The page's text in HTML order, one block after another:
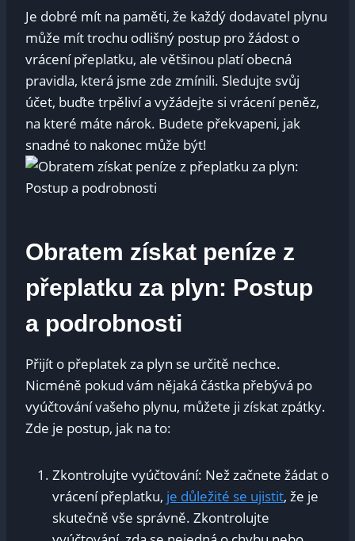
Je ⁣dobré ‍mít⁤ na paměti, že každý dodavatel‌ plynu
může mít trochu odlišný postup ⁤pro ‍žádost o
⁤vrácení přeplatku, ale⁤ většinou ⁣platí obecná
pravidla, která jsme zde zmínili.‌ Sledujte ⁤svůj
účet, buďte trpěliví ⁤a​ vyžádejte si vrácení peněz,
na které máte nárok. Budete⁢ překvapeni, jak
⁢snadné to⁢ nakonec⁢ může být!
Obratem ⁤získat peníze⁤ z
přeplatku za plyn: ​Postup
a podrobnosti
Přijít o přeplatek za plyn‌ se určitě nechce.
Nicméně ⁢pokud​ vám nějaká‌ částka přebývá po
vyúčtování vašeho plynu, můžete ji získat ⁣zpátky.​
Zde je ⁢postup, jak na⁣ to:
Zkontrolujte vyúčtování:⁣ Než začnete žádat o
vrácení přeplatku, je důležité se‌ ujistit, že je
⁢skutečně vše správně. Zkontrolujte